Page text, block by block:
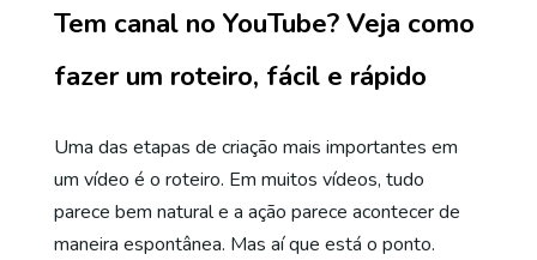
Tem canal no YouTube? Veja como
fazer um roteiro, fácil e rápido
Uma das etapas de criação mais importantes em
um vídeo é o roteiro. Em muitos vídeos, tudo
parece bem natural e a ação parece acontecer de
maneira espontânea. Mas aí que está o ponto.